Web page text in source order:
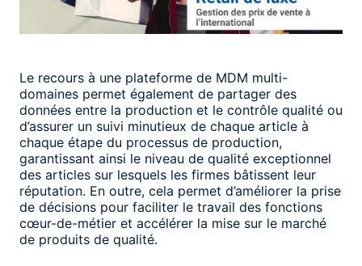
Le recours à une plateforme de MDM multi-
domaines permet également de partager des
données entre la production et le contrôle qualité ou
d’assurer un suivi minutieux de chaque article à
chaque étape du processus de production,
garantissant ainsi le niveau de qualité exceptionnel
des articles sur lesquels les firmes bâtissent leur
réputation. En outre, cela permet d’améliorer la prise
de décisions pour faciliter le travail des fonctions
cœur-de-métier et accélérer la mise sur le marché
de produits de qualité.